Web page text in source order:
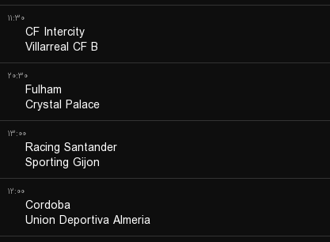
۱۱:۳۰
CF Intercity
Villarreal CF B
۲۰:۳۰
Fulham
Crystal Palace
۱۳:۰۰
Racing Santander
Sporting Gijon
۱۲:۰۰
Cordoba
Union Deportiva Almeria